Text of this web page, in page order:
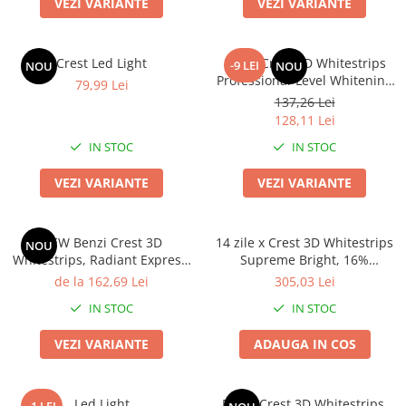
NOU Crest Led Light
79,99 Lei
IN STOC
VEZI VARIANTE
-9 LEI NOU
Benzi Crest 3D Whitestrips
Professional-Level Whitening
effects
137,26 Lei
128,11 Lei
IN STOC
VEZI VARIANTE
NOUNEW Benzi Crest 3D
Whitestrips, Radiant Express,
14% concentratie, 7 zile, 14
60 min, benzi albire dinti
de la 162,69 Lei
IN STOC
VEZI VARIANTE
14 zile x Crest 3D Whitestrips
Supreme Bright, 16%
concentratie, 28 benzi albire,
min, benzi albire dinti
305,03 Lei
IN STOC
ADAUGA IN COS